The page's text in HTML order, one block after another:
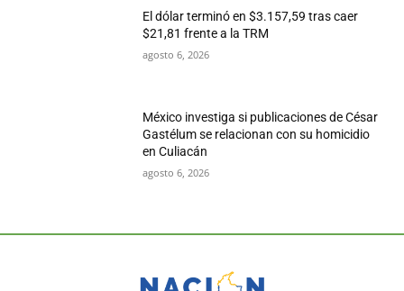
El dólar terminó en $3.157,59 tras caer
$21,81 frente a la TRM
agosto 6, 2026
México investiga si publicaciones de César
Gastélum se relacionan con su homicidio
en Culiacán
agosto 6, 2026